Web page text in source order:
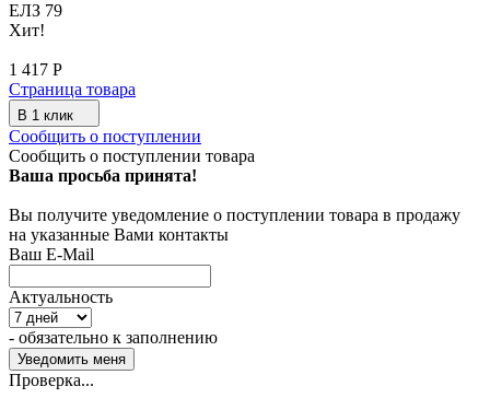
ЕЛЗ 79
Хит!
1 417 Р
Страница товара
В 1 клик
Сообщить о поступлении
Сообщить о поступлении товара
Ваша просьба принята!
Вы получите уведомление о поступлении товара в продажу
на указанные Вами контакты
Ваш E-Mail
Актуальность
- обязательно к заполнению
Проверка...